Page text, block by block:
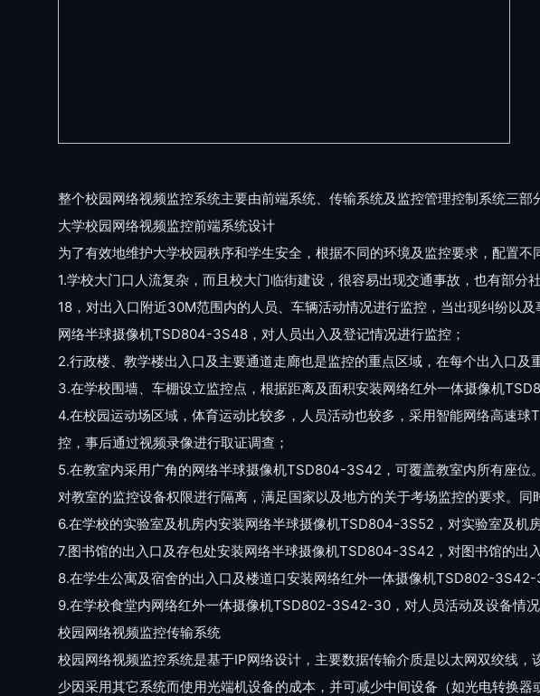
整个校园网络视频监控系统主要由前端系统、传输系统及监控管理控制系统三部
大学校园网络视频监控前端系统设计
为了有效地维护大学校园秩序和学生安全，根据不同的环境及监控要求，配置
1.学校大门口人流复杂，而且校大门临街建设，很容易出现交通事故，也有部
18，对出入口附近30M范围内的人员、车辆活动情况进行监控，当出现纠纷以
网络半球摄像机TSD804-3S48，对人员出入及登记情况进行监控；
2.行政楼、教学楼出入口及主要通道走廊也是监控的重点区域，在每个出入口
3.在学校围墙、车棚设立监控点，根据距离及面积安装网络红外一体摄像机
4.在校园运动场区域，体育运动比较多，人员活动也较多，采用智能网络高速
控，事后通过视频录像进行取证调查；
5.在教室内采用广角的网络半球摄像机TSD804-3S42，可覆盖教室内所有座位
对教室的监控设备权限进行隔离，满足国家以及地方的关于考场监控的要求。
6.在学校的实验室及机房内安装网络半球摄像机TSD804-3S52，对实验室及机
7.图书馆的出入口及存包处安装网络半球摄像机TSD804-3S42，对图书馆的出
8.在学生公寓及宿舍的出入口及楼道口安装网络红外一体摄像机TSD802-
9.在学校食堂内网络红外一体摄像机TSD802-3S42-30，对人员活动及设备情况
校园网络视频监控传输系统
校园网络视频监控系统是基于IP网络设计，主要数据传输介质是以太网双绞线
少因采用其它系统而使用光端机设备的成本，并可减少中间设备（如光电转换器